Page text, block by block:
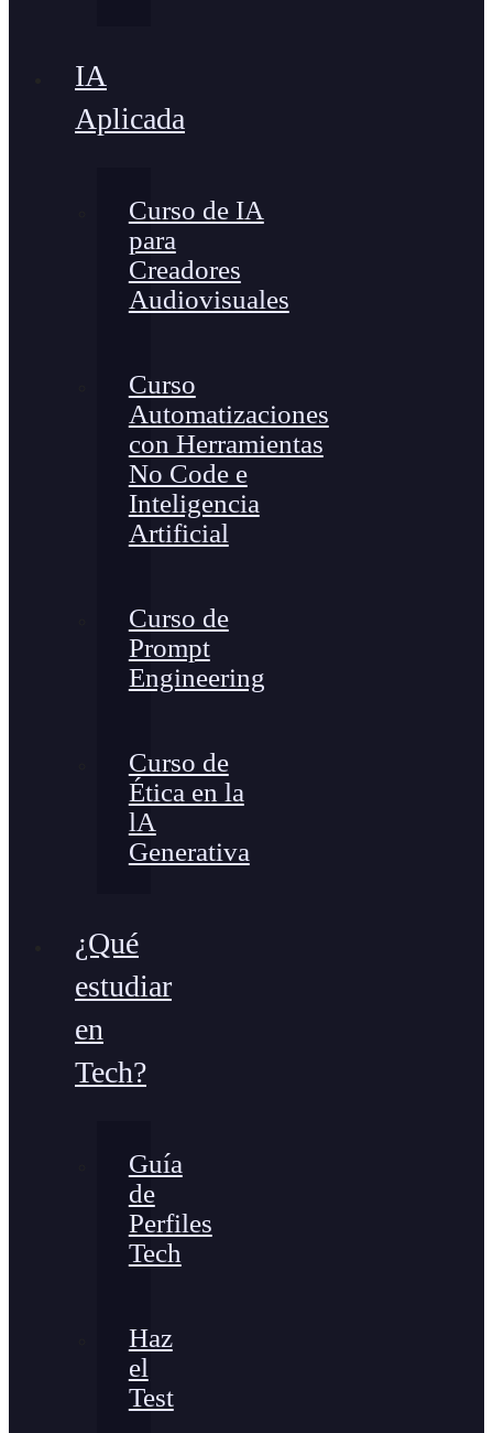
IA
Aplicada
Curso de IA
para
Creadores
Audiovisuales
Curso
Automatizaciones
con Herramientas
No Code e
Inteligencia
Artificial
Curso de
Prompt
Engineering
Curso de
Ética en la
lA
Generativa
¿Qué
estudiar
en
Tech?
Guía
de
Perfiles
Tech
Haz
el
Test